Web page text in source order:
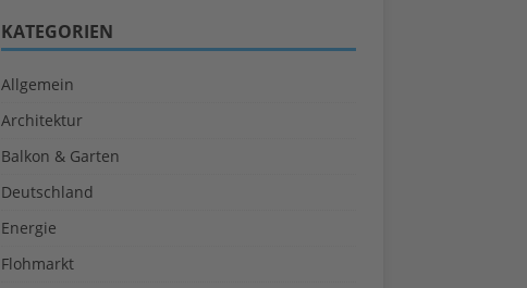
KATEGORIEN
Allgemein
Architektur
Balkon & Garten
Deutschland
Energie
Flohmarkt